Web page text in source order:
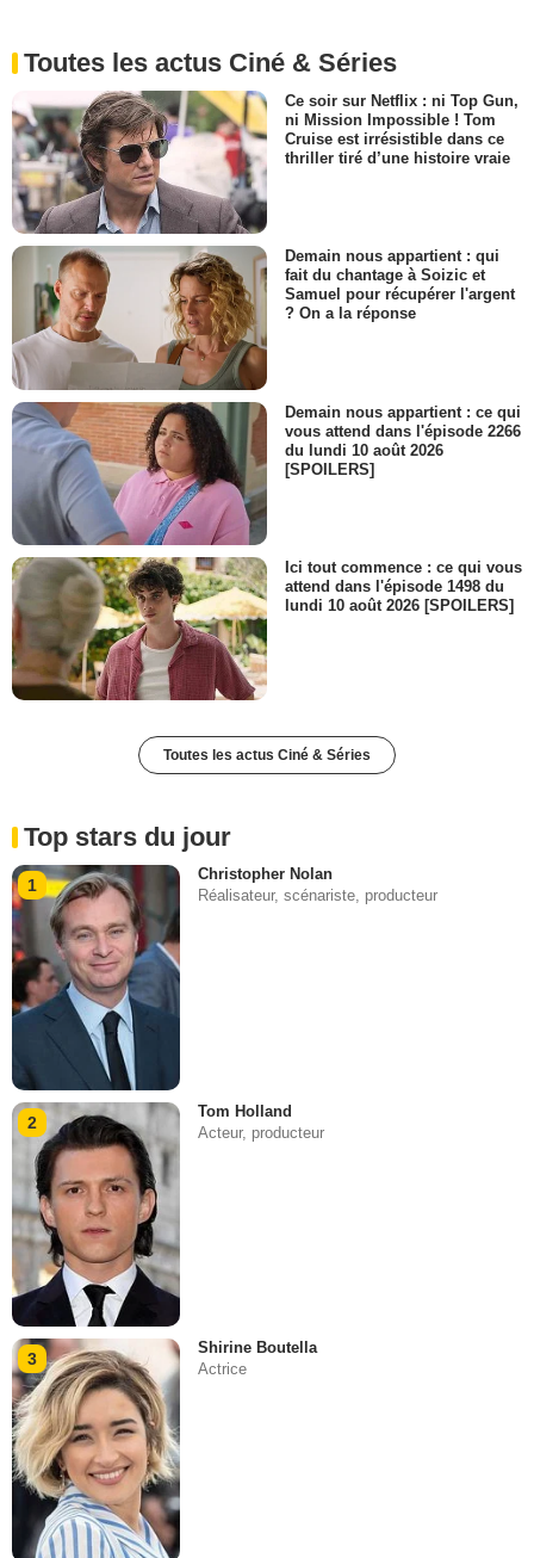
Toutes les actus Ciné & Séries
Ce soir sur Netflix : ni Top Gun,
ni Mission Impossible ! Tom
Cruise est irrésistible dans ce
thriller tiré d’une histoire vraie
Demain nous appartient : qui
fait du chantage à Soizic et
Samuel pour récupérer l'argent
? On a la réponse
Demain nous appartient : ce qui
vous attend dans l'épisode 2266
du lundi 10 août 2026
[SPOILERS]
Ici tout commence : ce qui vous
attend dans l'épisode 1498 du
lundi 10 août 2026 [SPOILERS]
Toutes les actus Ciné & Séries
Top stars du jour
1
Christopher Nolan
Réalisateur, scénariste, producteur
2
Tom Holland
Acteur, producteur
3
Shirine Boutella
Actrice